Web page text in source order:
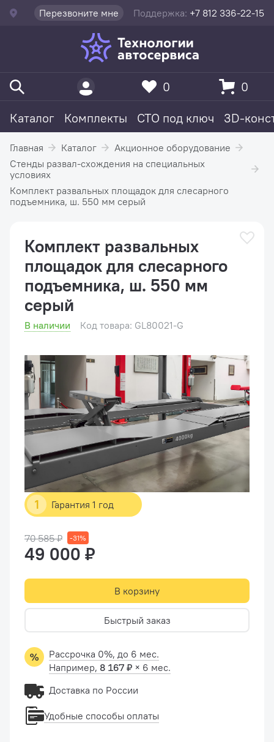
Перезвоните мне Поддержка: +7 812 336-22-15
Каталог Комплекты СТО под ключ 3D-
0 0
Главная Каталог
Акционное оборудование
Стенды развал-схождения на специальных
условиях
Комплект развальных площадок для слесарного
подъемника, ш. 550 мм серый
1 Гарантия 1 год
Комплект развальных
площадок для слесарного
подъемника, ш. 550 мм
серый
В наличии Код товара: GL80021-G
70 585 ₽ -31%
49 000 ₽
В корзину
Быстрый заказ
Рассрочка 0%, до 6 мес.
Например, 8 167 ₽ × 6 мес.
Доставка по России
Удобные способы оплаты